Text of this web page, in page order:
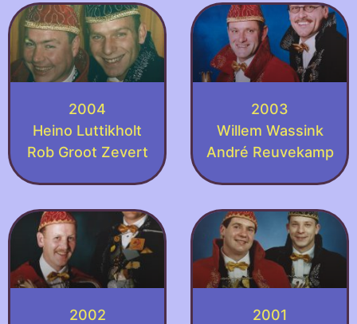
2004
Heino Luttikholt
Rob Groot Zevert
2003
Willem Wassink
André Reuvekamp
2002
2001